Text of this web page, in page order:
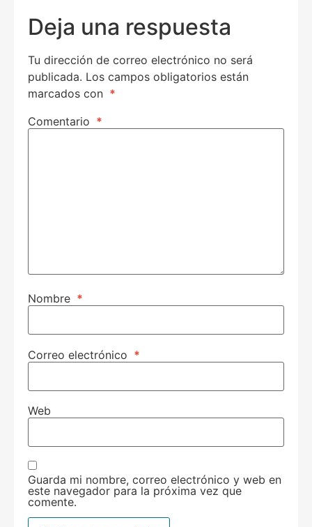
Deja una respuesta
Tu dirección de correo electrónico no será
publicada. Los campos obligatorios están
marcados con *
Comentario *
Nombre *
Correo electrónico *
Web
Guarda mi nombre, correo electrónico y web en
este navegador para la próxima vez que
comente.